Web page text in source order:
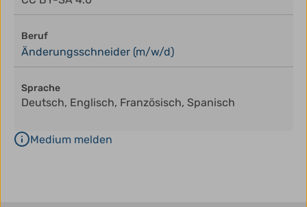
Beruf
Änderungsschneider (m/w/d)
Sprache
Deutsch, Englisch, Französisch, Spanisch
Medium melden